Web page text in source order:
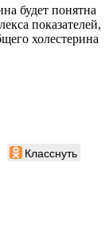
будет понятна
показателей,
холестерина
Класснуть